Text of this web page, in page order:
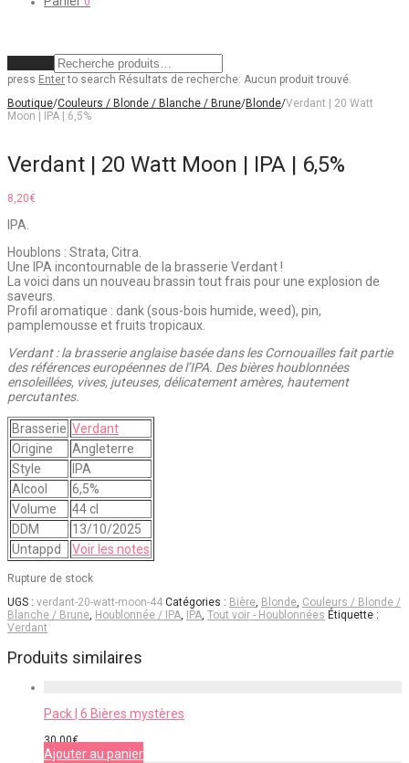
press Enterto search Résultats de recherche: Aucun produit trouvé.
Boutique/Couleurs / Blonde / Blanche / Brune/Blonde/Verdant | 20 Watt
Moon | IPA | 6,5%
Verdant | 20 Watt Moon | IPA | 6,5%
8,20€
IPA.
Houblons : Strata, Citra.
Une IPA incontournable de la brasserie Verdant !
La voici dans un nouveau brassin tout frais pour une explosion de
saveurs.
Profil aromatique : dank (sous-bois humide, weed), pin,
pamplemousse et fruits tropicaux.
Verdant : la brasserie anglaise basée dans les Cornouailles fait partie
des références européennes de l’IPA. Des bières houblonnées
ensoleillées, vives, juteuses, délicatement amères, hautement
percutantes.
Brasserie Verdant
Origine
Angleterre
Style
IPA
Alcool
6,5%
Volume
44 cl
DDM
13/10/2025
Untappd
Voir les notes
Rupture de stock
UGS : verdant-20-watt-moon-44 Catégories : Bière, Blonde, Couleurs / Blonde /
Blanche / Brune, Houblonnée / IPA, IPA, Tout voir - Houblonnées Étiquette :
Verdant
Produits similaires
Pack | 6 Bières mystères
30,00€
Ajouter au panier